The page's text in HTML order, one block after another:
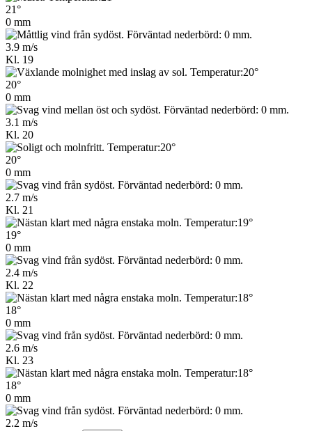
21°
0 mm
3.9 m/s
Kl. 19
20°
0 mm
3.1 m/s
Kl. 20
20°
0 mm
2.7 m/s
Kl. 21
19°
0 mm
2.4 m/s
Kl. 22
18°
0 mm
2.6 m/s
Kl. 23
18°
0 mm
2.2 m/s